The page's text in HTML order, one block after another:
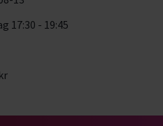
17:30 - 19:45